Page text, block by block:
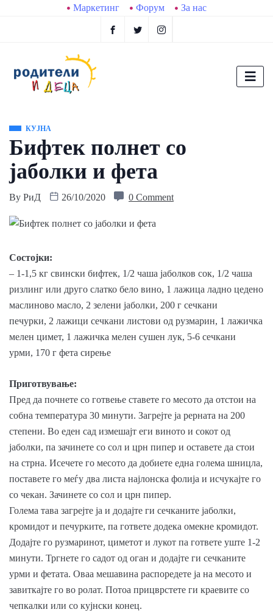
Маркетинг Форум За нас
КУЈНА
Бифтек полнет со
јаболки и фета
By РиД 26/10/2020 0 Comment
Сoстојки:
– 1-1,5 кг свински бифтек, 1/2 чаша јаболков сок, 1/2 чаша
ризлинг или друго слатко бело вино, 1 лажица ладно цедено
маслиново масло, 2 зелени јаболки, 200 г сечкани
печурки, 2 лажици сечкани листови од рузмарин, 1 лажичка
мелен цимет, 1 лажичка мелен сушен лук, 5-6 сечкани
урми, 170 г фета сирење
Приготвување:
Пред да почнете со готвење ставете го месото да отстои на
собна температура 30 минути. Загрејте ја рерната на 200
степени. Во еден сад измешајт еги виното и сокот од
јаболки, па зачинете со сол и црн пипер и оставете да стои
на стрна. Исечете го месото да добиете една голема шницла,
поставете го меѓу два листа најлонска фолија и исчукајте го
со чекан. Зачинете со сол и црн пипер.
Голема тава загрејте ја и додајте ги сечканите јаболки,
кромидот и печурките, па гответе додека омекне кромидот.
Додајте го рузмаринот, циметот и лукот па гответе уште 1-2
минути. Тргнете го садот од оган и додајте ги сечканите
урми и фетата. Оваа мешавина распоредете ја на месото и
завиткајте го во ролат. Потоа прицврстете ги краевите со
чепкалки или со кујнски конец.